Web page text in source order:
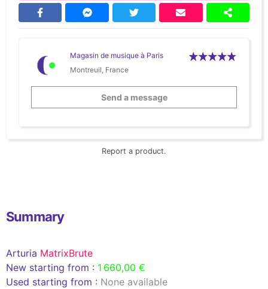
Magasin de musique à Paris
Montreuil, France
Send a message
Report a product.
Summary
Arturia MatrixBrute
New starting from : 1 660,00 €
Used starting from : None available